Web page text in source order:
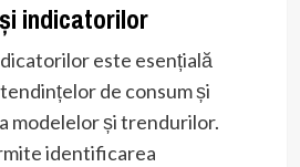
indicatorilor
este esențială
de consum și
modelelor și trendurilor.
identificarea